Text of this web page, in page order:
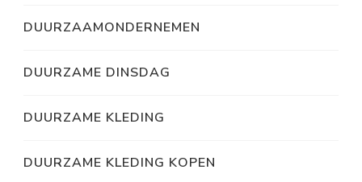
DUURZAAMONDERNEMEN
DUURZAME DINSDAG
DUURZAME KLEDING
DUURZAME KLEDING KOPEN